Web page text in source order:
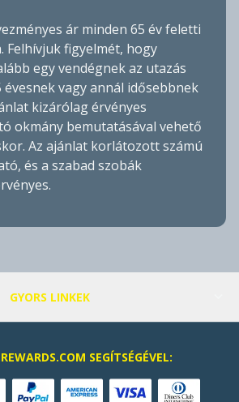
ár minden 65 év feletti
Felhívjuk figyelmét, hogy
egy vendégnek az utazás
vagy annál idősebbnek
kizárólag érvényes
okmány bemutatásával vehető
Az ajánlat korlátozott számú
és a szabad szobák
GYORS LINKEK
SEGÍTSÉGÉVEL: